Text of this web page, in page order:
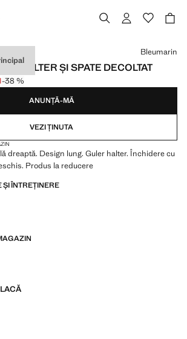
HALTER ȘI SPATE DECOLTAT
LEI ]
]
-38 %
Bleumarin
ANUNȚĂ-MĂ
VEZI ȚINUTA
dreaptă. Design lung. Guler halter. Închidere cu
Produs la reducere
ȘI ÎNTREȚINERE